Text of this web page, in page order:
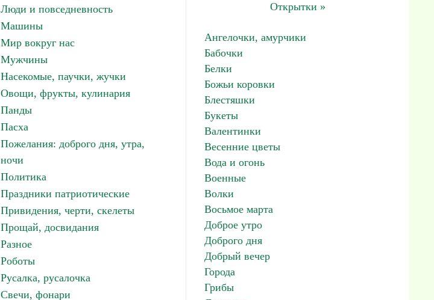
Люди и повседневность
Машины
Мир вокруг нас
Мужчины
Насекомые, паучки, жучки
Овощи, фрукты, кулинария
Панды
Пасха
Пожелания: доброго дня, утра,
ночи
Политика
Праздники патриотические
Привидения, черти, скелеты
Прощай, досвидания
Разное
Роботы
Русалка, русалочка
Свечи, фонари
Открытки »
Ангелочки, амурчики
Бабочки
Белки
Божьи коровки
Блестяшки
Букеты
Валентинки
Весенние цветы
Вода и огонь
Военные
Волки
Восьмое марта
Доброе утро
Доброго дня
Добрый вечер
Города
Грибы